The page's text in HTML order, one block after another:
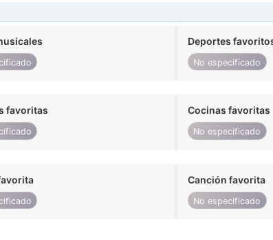
Deportes
No especificado
favoritas Cocinas favoritas
No especificado
Canción favorita
No especificado